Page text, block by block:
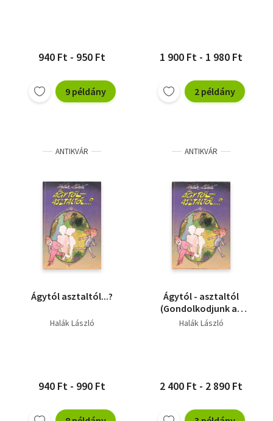
940 Ft - 950 Ft
9 példány
1 900 Ft - 1 980 Ft
2 példány
ANTIKVÁR
Ágytól asztaltól...?
Halák László
940 Ft - 990 Ft
ANTIKVÁR
Ágytól - asztaltól
(Gondolkodjunk az
együttélésről és a
Halák László
2 400 Ft - 2 890 Ft